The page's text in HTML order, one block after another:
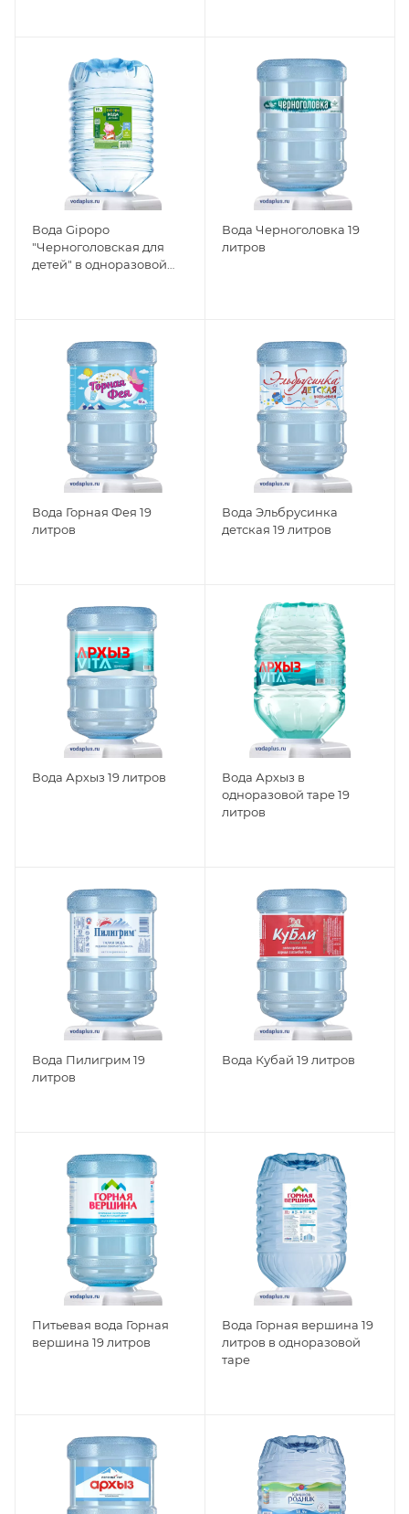
Вода Gipopo
"Черноголовская для
детей" в одноразовой
Вода Черноголовка 19
литров
Вода Горная Фея 19
литров
Вода Эльбрусинка
детская 19 литров
Вода Архыз 19 литров
Вода Архыз в
одноразовой таре 19
литров
Вода Пилигрим 19
литров
Вода Кубай 19 литров
Питьевая вода Горная
вершина 19 литров
Вода Горная вершина 19
литров в одноразовой
таре